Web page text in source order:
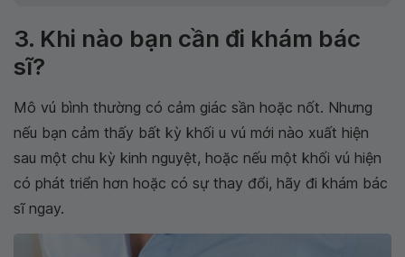
3. Khi nào bạn cần đi khám bác
sĩ?
Mô vú bình thường có cảm giác sần hoặc nốt. Nhưng
nếu bạn cảm thấy bất kỳ khối u vú mới nào xuất hiện
sau một chu kỳ kinh nguyệt, hoặc nếu một khối vú hiện
có phát triển hơn hoặc có sự thay đổi, hãy đi khám bác
sĩ ngay.